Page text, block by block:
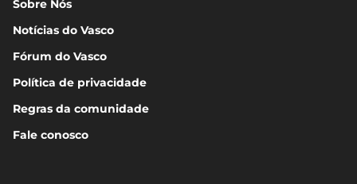
Sobre Nós
Notícias do Vasco
Fórum do Vasco
Política de privacidade
Regras da comunidade
Fale conosco